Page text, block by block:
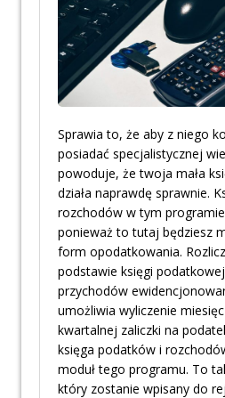
Sprawia to, że aby z niego
posiadać specjalistycznej
powoduje, że twoja mała
działa naprawdę sprawnie.
rozchodów w tym
ponieważ to tutaj będziesz
form opodatkowania.
podstawie księgi
przychodów
umożliwia wyliczenie
kwartalnej zaliczki na
księga podatków i
moduł tego programu. To
który zostanie wpisany do